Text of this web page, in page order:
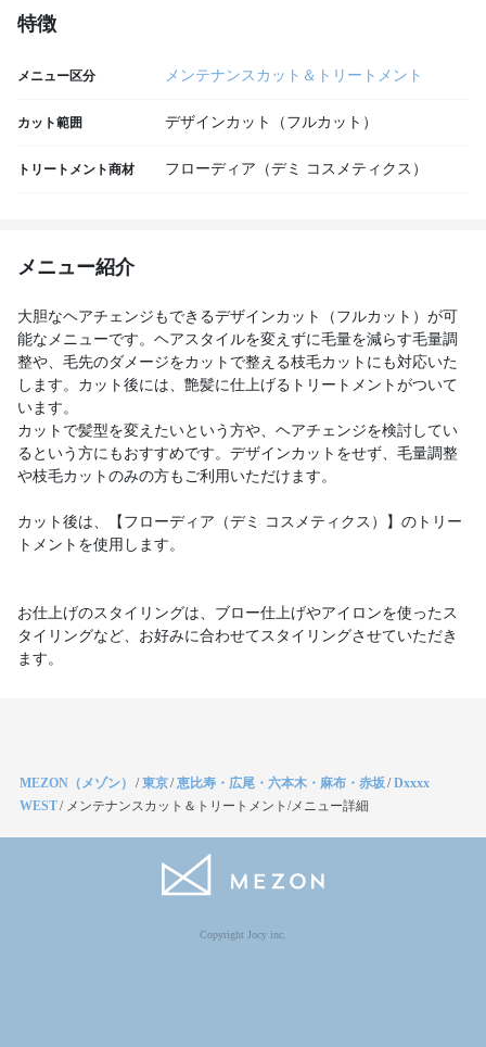
特徴
メニュー区分 メンテナンスカット＆トリートメント
カット範囲 デザインカット（フルカット）
トリートメント商材 フローディア（デミ コスメティクス）
メニュー紹介
大胆なヘアチェンジもできるデザインカット（フルカット）が可
能なメニューです。ヘアスタイルを変えずに毛量を減らす毛量調
整や、毛先のダメージをカットで整える枝毛カットにも対応いた
します。カット後には、艶髪に仕上げるトリートメントがついて
います。
カットで髪型を変えたいという方や、ヘアチェンジを検討してい
るという方にもおすすめです。デザインカットをせず、毛量調整
や枝毛カットのみの方もご利用いただけます。
カット後は、【フローディア（デミ コスメティクス）】のトリー
トメントを使用します。
お仕上げのスタイリングは、ブロー仕上げやアイロンを使ったス
タイリングなど、お好みに合わせてスタイリングさせていただき
ます。
MEZON（メゾン） /東京/恵比寿・広尾・六本木・麻布・赤坂/Dxxxx
WEST/ メンテナンスカット＆トリートメント/メニュー詳細
Copyright Jocy inc.